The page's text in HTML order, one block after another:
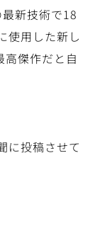
新技術で18
使用した新し
高傑作だと自
に投稿させて